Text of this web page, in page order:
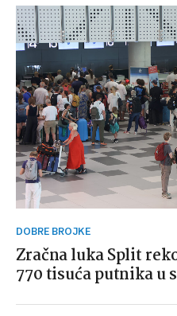
DOBRE BROJKE
Zračna luka Split
770 tisuća putnika u